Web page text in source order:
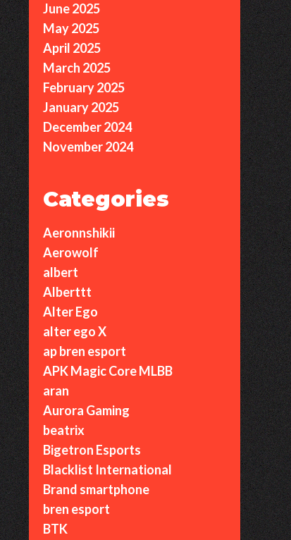
June 2025
May 2025
April 2025
March 2025
February 2025
January 2025
December 2024
November 2024
Categories
Aeronnshikii
Aerowolf
albert
Alberttt
Alter Ego
alter ego X
ap bren esport
APK Magic Core MLBB
aran
Aurora Gaming
beatrix
Bigetron Esports
Blacklist International
Brand smartphone
bren esport
BTK